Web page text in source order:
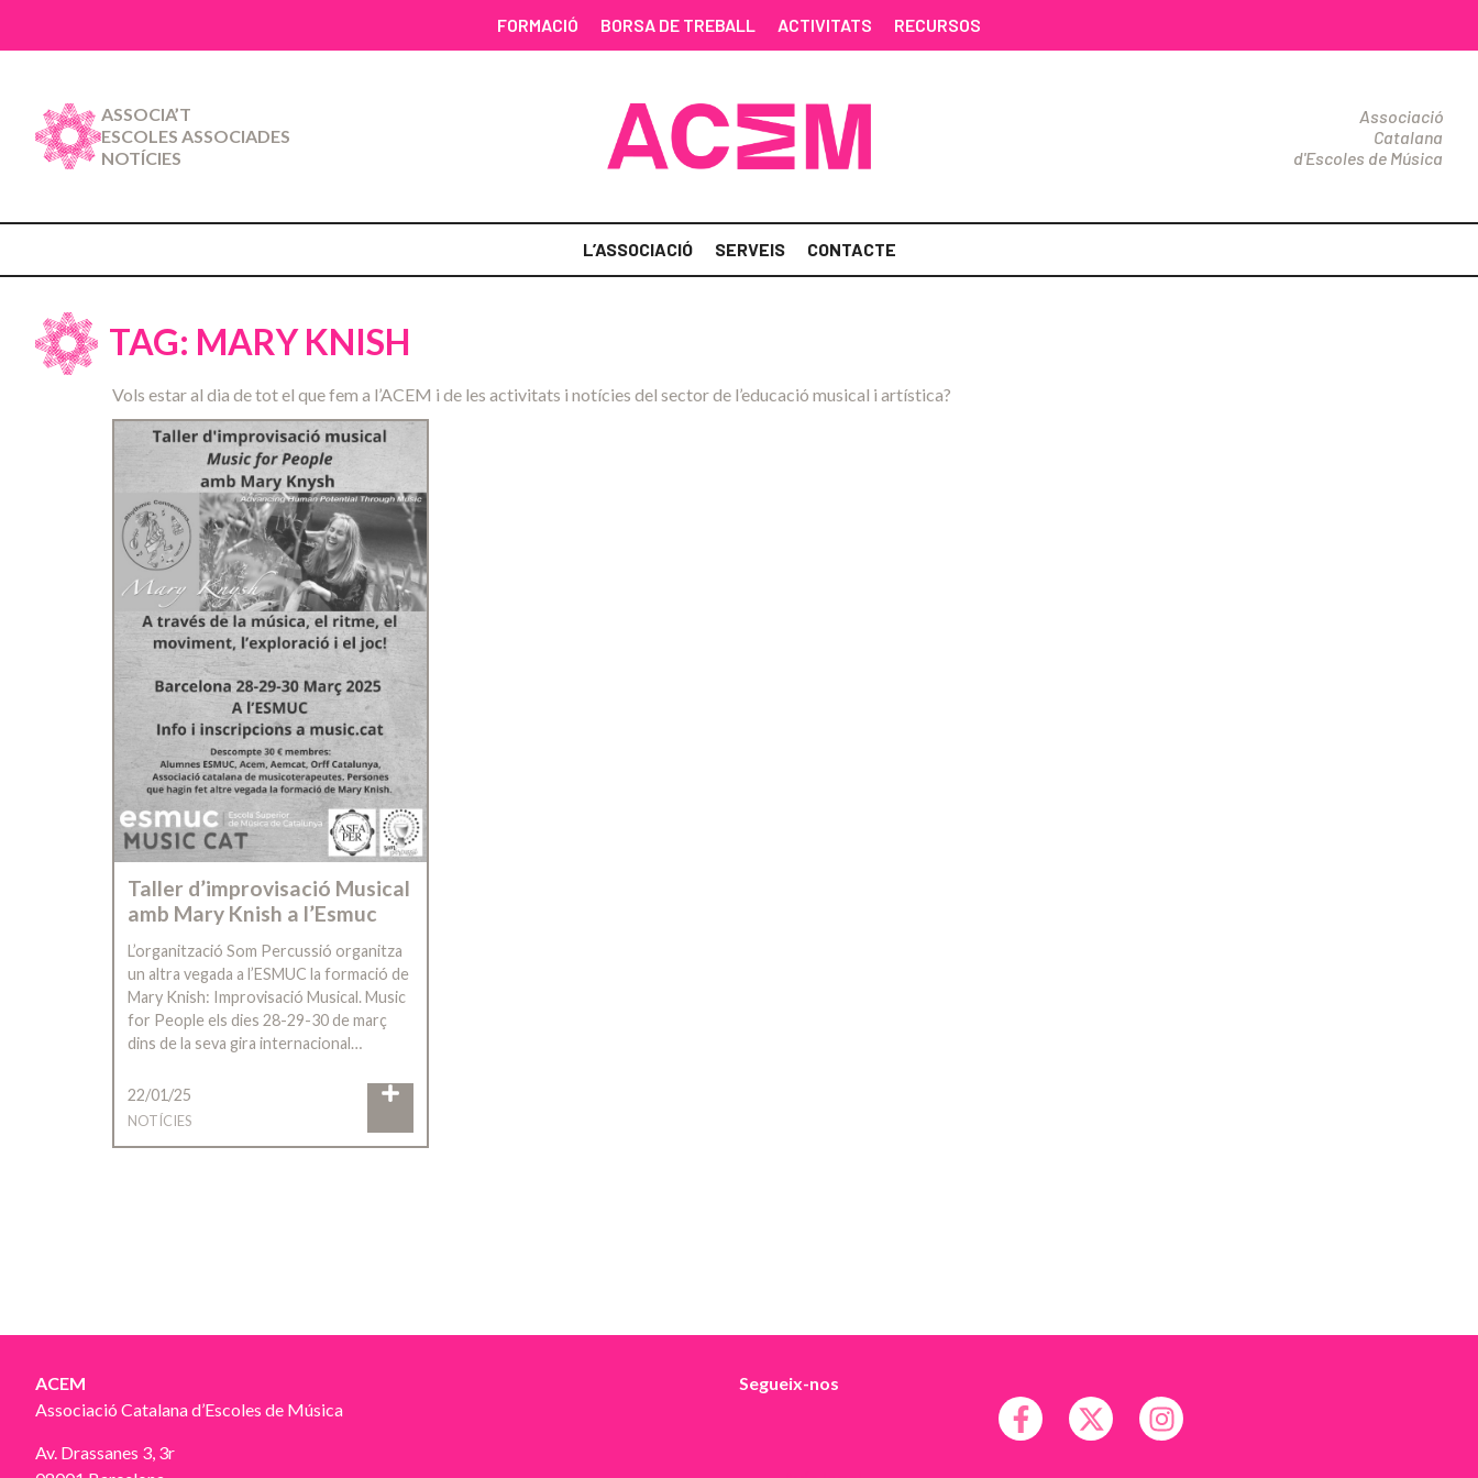
FORMACIÓ BORSA DE TREBALL ACTIVITATS RECURSOS
ASSOCIA’T
ESCOLES ASSOCIADES
NOTÍCIES
Associació
Catalana
d'Escoles de Música
L’ASSOCIACIÓ SERVEIS CONTACTE
TAG: MARY KNISH
Vols estar al dia de tot el que fem a l’ACEM i de les activitats i notícies del sector de l’educació musical i artística?
Taller d’improvisació Musical
amb Mary Knish a l’Esmuc
L’organització Som Percussió organitza
un altra vegada a l’ESMUC la formació de
Mary Knish: Improvisació Musical. Music
for People els dies 28-29-30 de març
dins de la seva gira internacional…
22/01/25
NOTÍCIES
ACEM
Associació Catalana d’Escoles de Música
Av. Drassanes 3, 3r
Segueix-nos